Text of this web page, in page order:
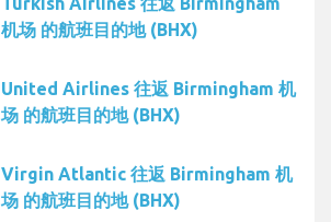
机场 的航班目的地 (BHX)
United Airlines 往返 Birmingham 机
场 的航班目的地 (BHX)
Virgin Atlantic 往返 Birmingham 机
场 的航班目的地 (BHX)